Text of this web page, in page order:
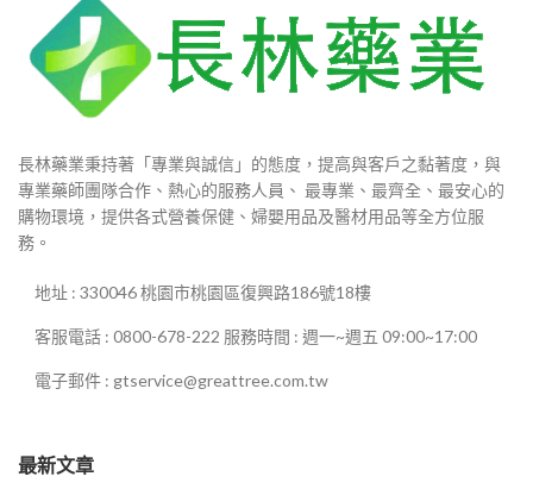
長林藥業秉持著「專業與誠信」的態度，提高與客戶之黏著度，與
專業藥師團隊合作、熱心的服務人員、 最專業、最齊全、最安心的
購物環境，提供各式營養保健、婦嬰用品及醫材用品等全方位服
務。
地址 : 330046 桃園市桃園區復興路186號18樓
客服電話 : 0800-678-222 服務時間 : 週一~週五 09:00~17:00
電子郵件 : gtservice@greattree.com.tw
最新文章